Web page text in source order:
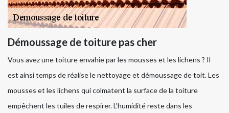
Démoussage de toiture pas cher
Vous avez une toiture envahie par les mousses et les lichens ? Il
est ainsi temps de réalise le nettoyage et démoussage de toit. Les
mousses et les lichens qui colmatent la surface de la toiture
empêchent les tuiles de respirer. L’humidité reste dans les